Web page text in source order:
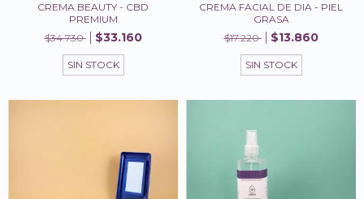
CREMA BEAUTY - CBD
PREMIUM
$34.730
$33.160
SIN STOCK
CREMA FACIAL DE DIA - PIEL
GRASA
$17.220
$13.860
SIN STOCK